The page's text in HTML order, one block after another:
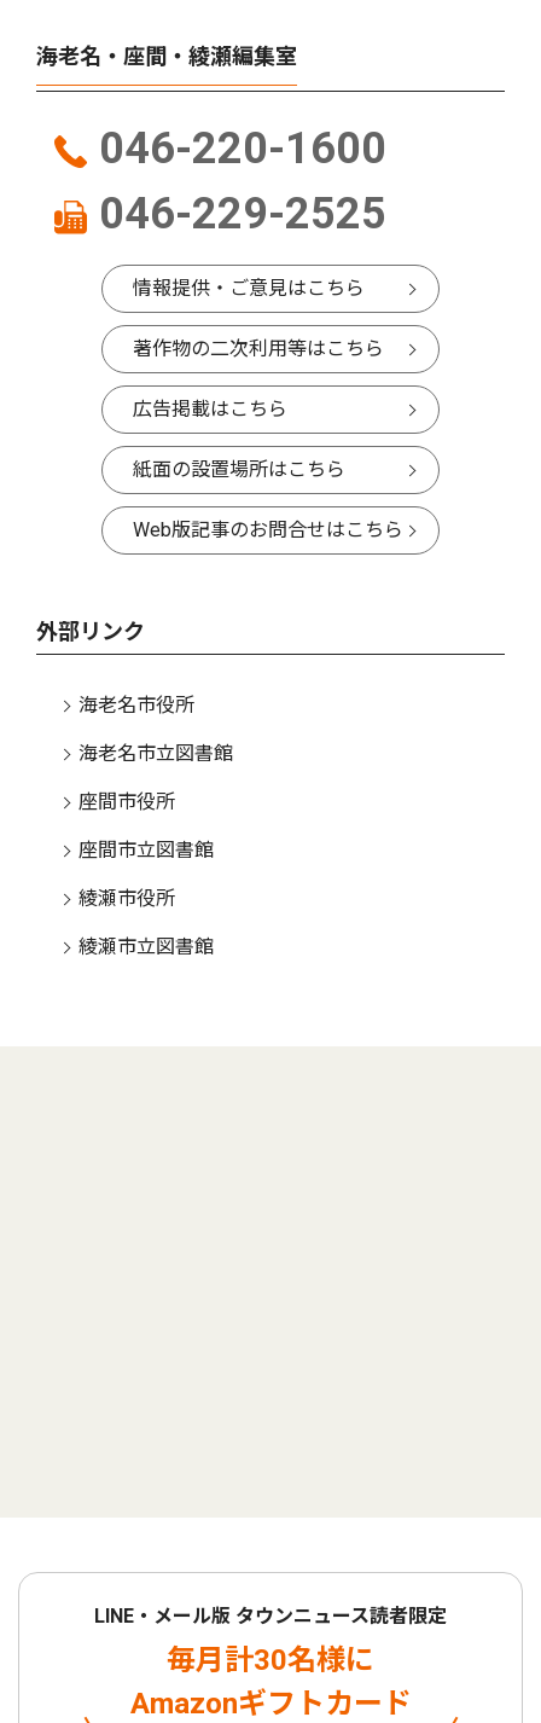
海老名・座間・綾瀬編集室
046-220-1600
046-229-2525
情報提供・ご意見はこちら
著作物の二次利用等はこちら
広告掲載はこちら
紙面の設置場所はこちら
Web版記事のお問合せはこちら
外部リンク
海老名市役所
海老名市立図書館
座間市役所
座間市立図書館
綾瀬市役所
綾瀬市立図書館
LINE・メール版 タウンニュース読者限定
毎月計30名様に
Amazonギフトカード